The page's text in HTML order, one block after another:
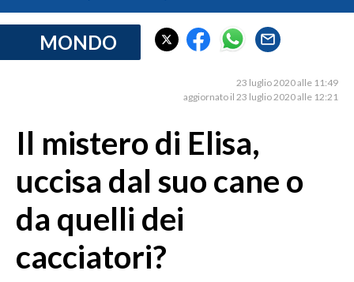
CRONACA SARDEGNA
MEDIO CAMPIDANO
SASSARI E PROVINCIA
GALLURA
NUORO E PROVINCIA
OGLIASTRA
MONDO
23 luglio 2020 alle 11:49
aggiornato il 23 luglio 2020 alle 12:21
Il mistero di Elisa,
uccisa dal suo cane o
da quelli dei
cacciatori?